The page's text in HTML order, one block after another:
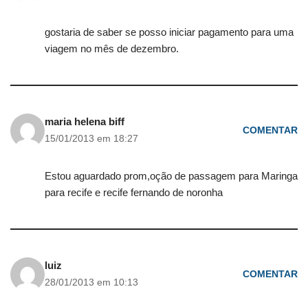
gostaria de saber se posso iniciar pagamento para uma
viagem no mês de dezembro.
maria helena biff
15/01/2013 em 18:27
COMENTAR
Estou aguardado prom,oção de passagem para Maringa
para recife e recife fernando de noronha
luiz
28/01/2013 em 10:13
COMENTAR